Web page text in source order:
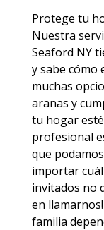
Protege tu
Nuestra
Seaford NY
y sabe cómo
muchas
aranas y
tu hogar
profesional
que
importar cuál
invitados no
en
familia